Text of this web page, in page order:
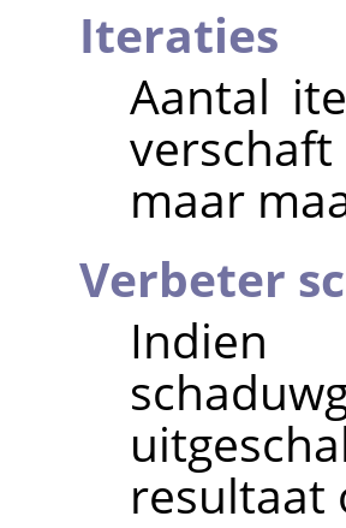
Iteraties
Aantal
maar
Verbeter
resultaat